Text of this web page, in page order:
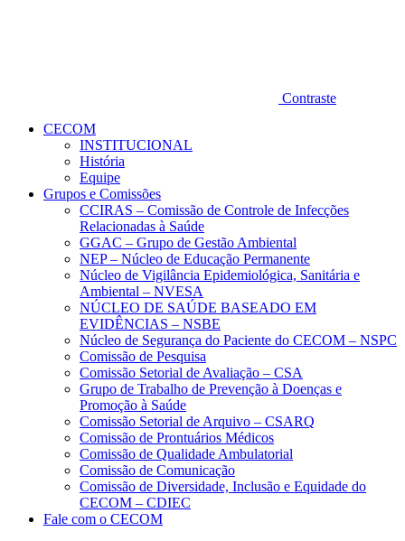
Contraste
CECOM
INSTITUCIONAL
História
Equipe
Grupos e Comissões
CCIRAS – Comissão de Controle de Infecções
Relacionadas à Saúde
GGAC – Grupo de Gestão Ambiental
NEP – Núcleo de Educação Permanente
Núcleo de Vigilância Epidemiológica, Sanitária e
Ambiental – NVESA
NÚCLEO DE SAÚDE BASEADO EM
EVIDÊNCIAS – NSBE
Núcleo de Segurança do Paciente do CECOM – NSPC
Comissão de Pesquisa
Comissão Setorial de Avaliação – CSA
Grupo de Trabalho de Prevenção à Doenças e
Promoção à Saúde
Comissão Setorial de Arquivo – CSARQ
Comissão de Prontuários Médicos
Comissão de Qualidade Ambulatorial
Comissão de Comunicação
Comissão de Diversidade, Inclusão e Equidade do
CECOM – CDIEC
Fale com o CECOM